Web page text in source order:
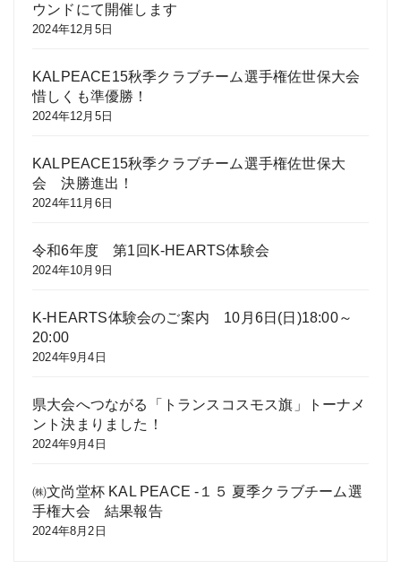
ウンドにて開催します
2024年12月5日
KALPEACE15秋季クラブチーム選手権佐世保大会
惜しくも準優勝！
2024年12月5日
KALPEACE15秋季クラブチーム選手権佐世保大
会 決勝進出！
2024年11月6日
令和6年度 第1回K-HEARTS体験会
2024年10月9日
K-HEARTS体験会のご案内 10月6日(日)18:00～
20:00
2024年9月4日
県大会へつながる「トランスコスモス旗」トーナメ
ント決まりました！
2024年9月4日
㈱文尚堂杯 KAL PEACE -１５ 夏季クラブチーム選
手権大会 結果報告
2024年8月2日